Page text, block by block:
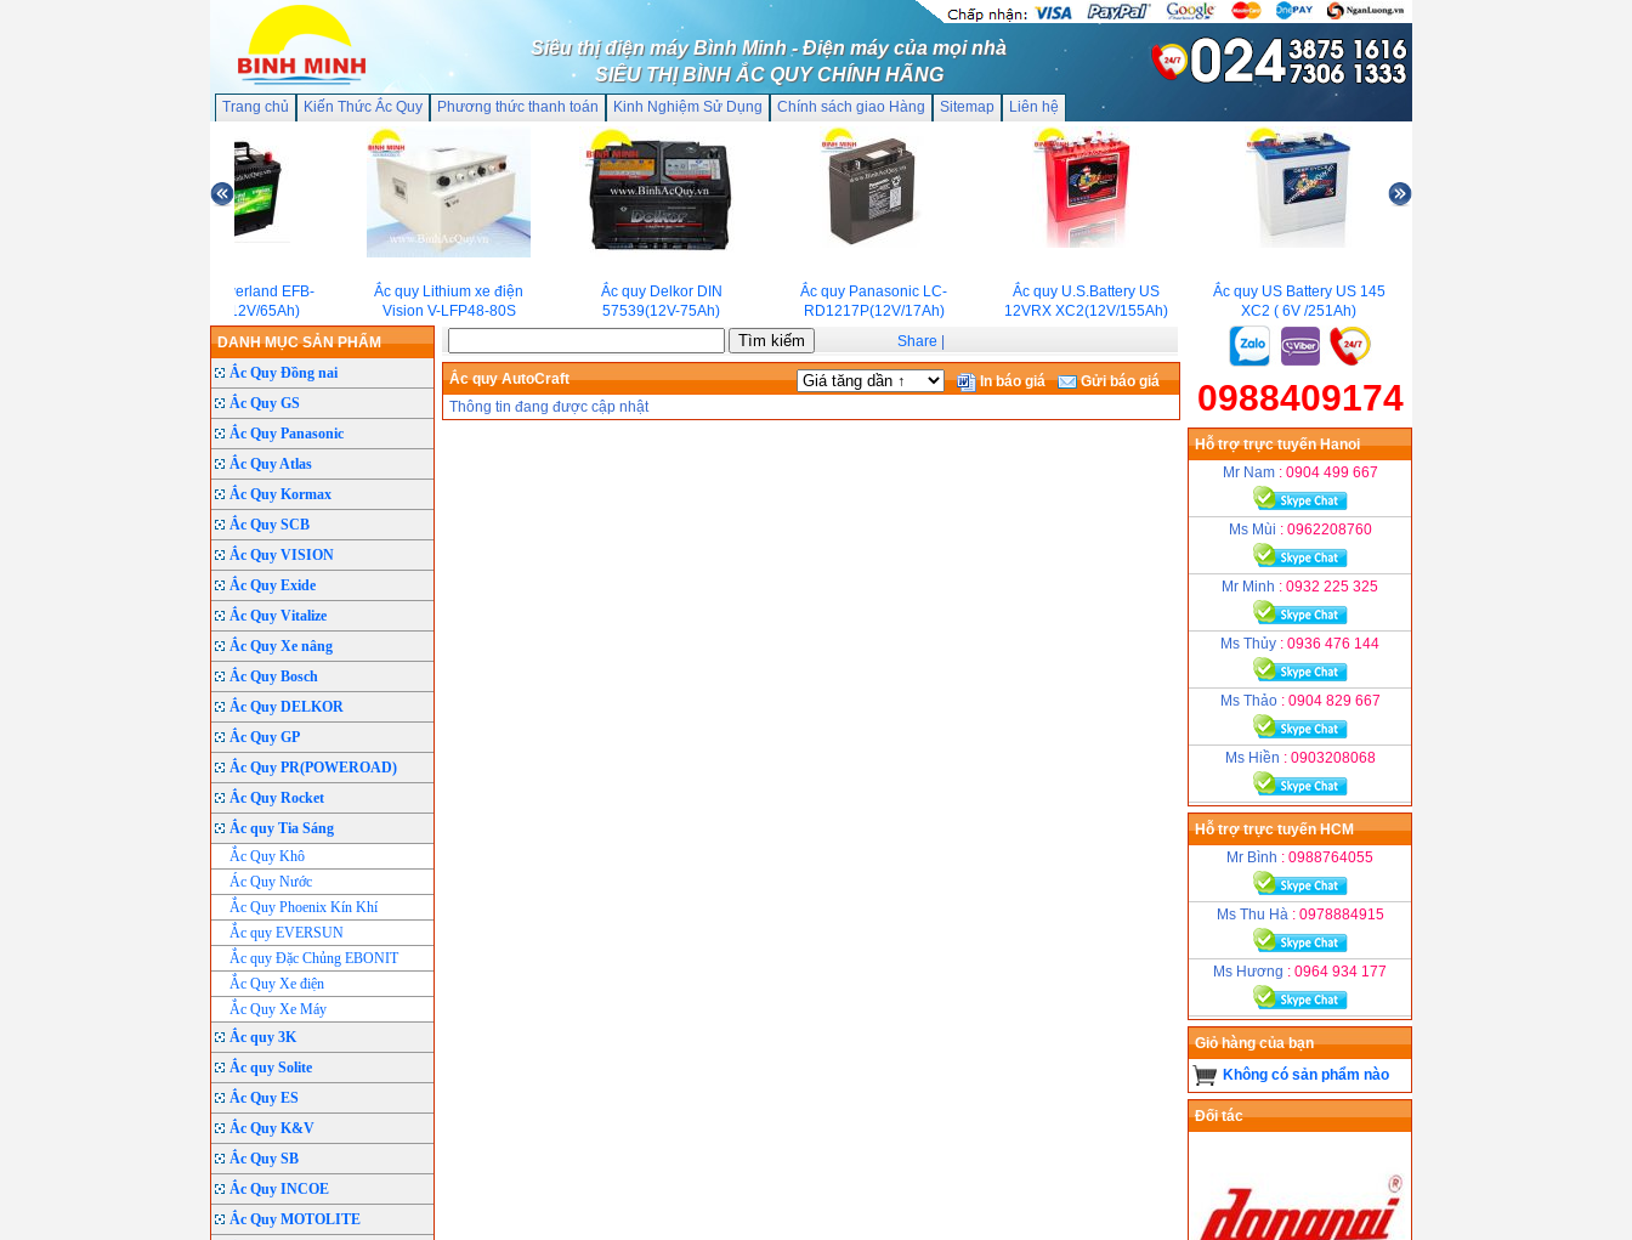
Siêu thị điện máy Bình Minh - Điện máy của mọi nhà
SIÊU THỊ BÌNH ẮC QUY CHÍNH HÃNG
Trang chủ Kiến Thức Ắc Quy Phương thức thanh toán Kinh Nghiệm Sử Dụng Chính sách giao Hàng Sitemap Liên hệ
Ắc quy Powerland EFB-
ECQ85( 12V/65Ah)
Ắc quy Lithium xe điện
Vision V-LFP48-80S
Ắc quy Delkor DIN
57539(12V-75Ah)
Ắc quy Panasonic LC-
RD1217P(12V/17Ah)
Ắc quy U.S.Battery US
12VRX XC2(12V/155Ah)
Ắc quy US Battery US 145
XC2 ( 6V /251Ah)
DANH MỤC SẢN PHẨM
Ắc Quy Đồng nai
Ắc Quy GS
Ắc Quy Panasonic
Ắc Quy Atlas
Ắc Quy Kormax
Ắc Quy SCB
Ắc Quy VISION
Ắc Quy Exide
Ắc Quy Vitalize
Ắc Quy Xe nâng
Ắc Quy Bosch
Ắc Quy DELKOR
Ắc Quy GP
Ắc Quy PR(POWEROAD)
Ắc Quy Rocket
Ắc quy Tia Sáng
Ắc Quy Khô
Ác Quy Nước
Ắc Quy Phoenix Kín Khí
Ắc quy EVERSUN
Ắc quy Đặc Chủng EBONIT
Ắc Quy Xe điện
Ắc Quy Xe Máy
Ắc quy 3K
Ắc quy Solite
Ắc Quy ES
Ắc Quy K&V
Ắc Quy SB
Ắc Quy INCOE
Ắc Quy MOTOLITE
Share
Ắc quy AutoCraft In báo giá
Gửi báo giá
Thông tin đang được cập nhật
0988409174
Hỗ trợ trực tuyến Hanoi
Mr Nam : 0904 499 667
Ms Mùi : 0962208760
Mr Minh : 0932 225 325
Ms Thủy : 0936 476 144
Ms Thảo : 0904 829 667
Ms Hiền : 0903208068
Hỗ trợ trực tuyến HCM
Mr Bình : 0988764055
Ms Thu Hà : 0978884915
Ms Hương : 0964 934 177
Giỏ hàng của bạn
Không có sản phẩm nào
Đối tác